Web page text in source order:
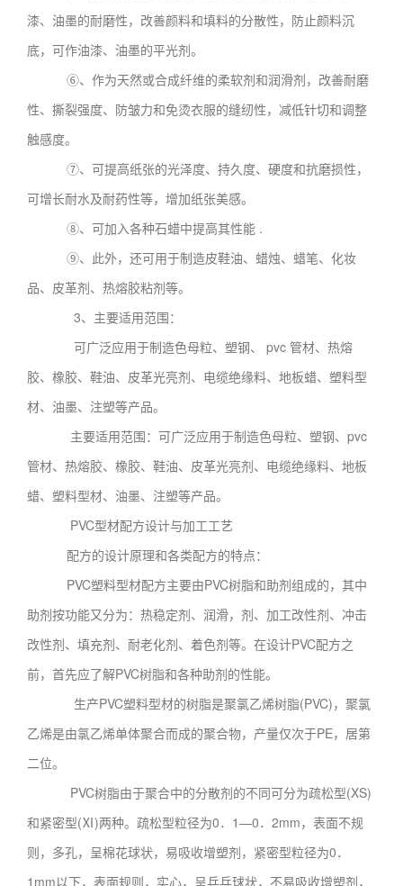
漆、油墨的耐磨性，改善颜料和填料的分散性，防止颜料沉
底，可作油漆、油墨的平光剂。
⑥、作为天然或合成纤维的柔软剂和润滑剂，改善耐磨
性、撕裂强度、防皱力和免烫衣服的缝纫性，减低针切和调整
触感度。
⑦、可提高纸张的光泽度、持久度、硬度和抗磨损性，
可增长耐水及耐药性等，增加纸张美感。
⑧、可加入各种石蜡中提高其性能 .
⑨、此外，还可用于制造皮鞋油、蜡烛、蜡笔、化妆
品、皮革剂、热熔胶粘剂等。
3、主要适用范围：
可广泛应用于制造色母粒、塑钢、 pvc 管材、热熔
胶、橡胶、鞋油、皮革光亮剂、电缆绝缘料、地板蜡、塑料型
材、油墨、注塑等产品。
主要适用范围：可广泛应用于制造色母粒、塑钢、pvc
管材、热熔胶、橡胶、鞋油、皮革光亮剂、电缆绝缘料、地板
蜡、塑料型材、油墨、注塑等产品。
PVC型材配方设计与加工工艺
配方的设计原理和各类配方的特点：
PVC塑料型材配方主要由PVC树脂和助剂组成的，其中
助剂按功能又分为：热稳定剂、润滑，剂、加工改性剂、冲击
改性剂、填充剂、耐老化剂、着色剂等。在设计PVC配方之
前，首先应了解PVC树脂和各种助剂的性能。
生产PVC塑料型材的树脂是聚氯乙烯树脂(PVC)，聚氯
乙烯是由氯乙烯单体聚合而成的聚合物，产量仅次于PE，居第
二位。
PVC树脂由于聚合中的分散剂的不同可分为疏松型(XS)
和紧密型(Ⅺ)两种。疏松型粒径为0．1—0．2mm，表面不规
则，多孔，呈棉花球状，易吸收增塑剂，紧密型粒径为0．
1mm以下，表面规则，实心，呈乒乓球状，不易吸收增塑剂，